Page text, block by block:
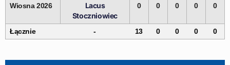
Wiosna 2026
Lacus
Stoczniowiec
0 0 0 0 0
Łącznie - 13 0 0 0 0